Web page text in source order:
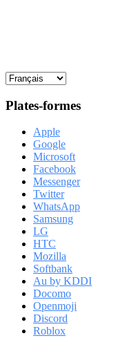
Plates-formes
Apple
Google
Microsoft
Facebook
Messenger
Twitter
WhatsApp
Samsung
LG
HTC
Mozilla
Softbank
Au by KDDI
Docomo
Openmoji
Discord
Roblox